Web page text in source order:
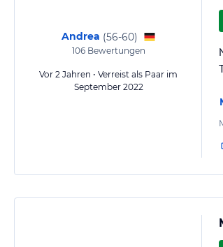
Andrea (56-60)
106Bewertungen
Vor 2 Jahren • Verreist als Paar im
September 2022